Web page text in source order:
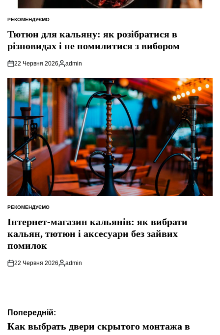
ОПУБЛІКУВАТИ
У
РЕКОМЕНДУЄМО
Тютюн для кальяну: як розібратися в
різновидах і не помилитися з вибором
22 Червня 2026
Опубліковано
admin
ОПУБЛІКУВАТИ
У
РЕКОМЕНДУЄМО
Інтернет-магазин кальянів: як вибрати
кальян, тютюн і аксесуари без зайвих
помилок
22 Червня 2026
Опубліковано
admin
Навігація
записів
Попередній:
Как выбрать двери скрытого монтажа в